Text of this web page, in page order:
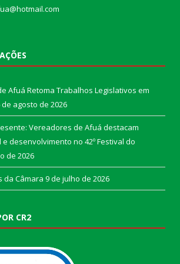
Afuá Retoma Trabalhos Legislativos em
de agosto de 2026
Vereadores de Afuá destacam
desenvolvimento no 42º Festival do
de 2026
da Câmara 9 de julho de 2026
CR2